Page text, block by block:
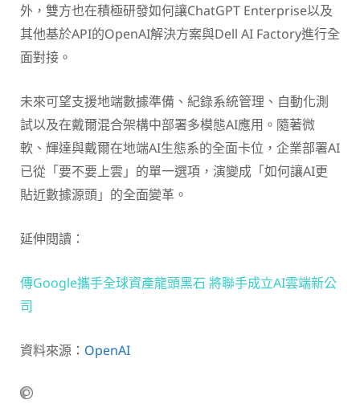
外，雙方也在積極研發如何讓ChatGPT Enterprise以及
其他基於API的OpenAI解決方案與Dell AI Factory進行全
面對接。
未來可望支援地端數據準備、紀錄系統管理、自動化測
試以及在戴爾混合架構中部署多模態AI應用。隨著微
軟、輝達與戴爾在地端AI生態系的全面卡位，企業部署AI
已從「要不要上雲」的單一選項，演變成「如何讓AI更
貼近數據源頭」的全面變革。
延伸閱讀：
傳Google攜手全球資產龍頭黑石 將聯手成立AI雲端新公
司
資料來源： OpenAI